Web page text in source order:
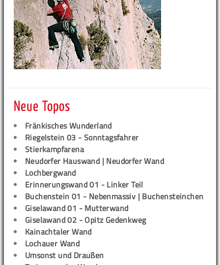
Neue Topos
Fränkisches Wunderland
Riegelstein 03 - Sonntagsfahrer
Stierkampfarena
Neudorfer Hauswand | Neudorfer Wand
Lochbergwand
Erinnerungswand 01 - Linker Teil
Buchenstein 01 - Nebenmassiv | Buchensteinchen
Giselawand 01 - Mutterwand
Giselawand 02 - Opitz Gedenkweg
Kainachtaler Wand
Lochauer Wand
Umsonst und Draußen